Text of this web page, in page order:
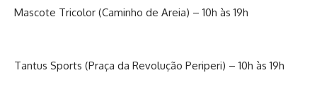
Mascote Tricolor (Caminho de Areia) – 10h às 19h
Tantus Sports (Praça da Revolução Periperi) – 10h às 19h